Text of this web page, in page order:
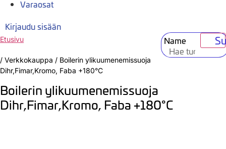
Varaosat
Kirjaudu sisään
Name
Etusivu
/ Verkkokauppa / Boilerin ylikuumenemissuoja
Dihr,Fimar,Kromo, Faba +180°C
Boilerin ylikuumenemissuoja
Dihr,Fimar,Kromo, Faba +180°C